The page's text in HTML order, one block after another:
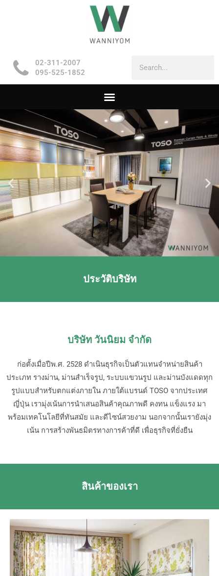
02-311-2007
095-525-1852
ประวัติบริษัท
บริษัท วันนิยม จำกัด
ก่อตั้งเมื่อปีพ.ศ. 2528 ดำเนินธุรกิจเป็นตัวแทนจำหน่ายสินค้า
ประเภท รางม่าน, ม่านสำเร็จรูป, ระบบแขวนรูป และม่านบังแดดทุก
รูปแบบสำหรับตกแต่งภายใน ภายใต้แบรนด์ TOSO จากประเทศ
ญี่ปุ่น เรามุ่งเน้นการนำเสนอสินค้าคุณภาพดี คงทน แข็งแรง มา
พร้อมเทคโนโลยีที่ทันสมัย และดีไซน์สวยงาม นอกจากนั้นเรายังมุ่ง
เน้น การสร้างพันธมิตรทางการค้าที่ดี เพื่อธุรกิจที่ยั่งยืน
สินค้าของเรา